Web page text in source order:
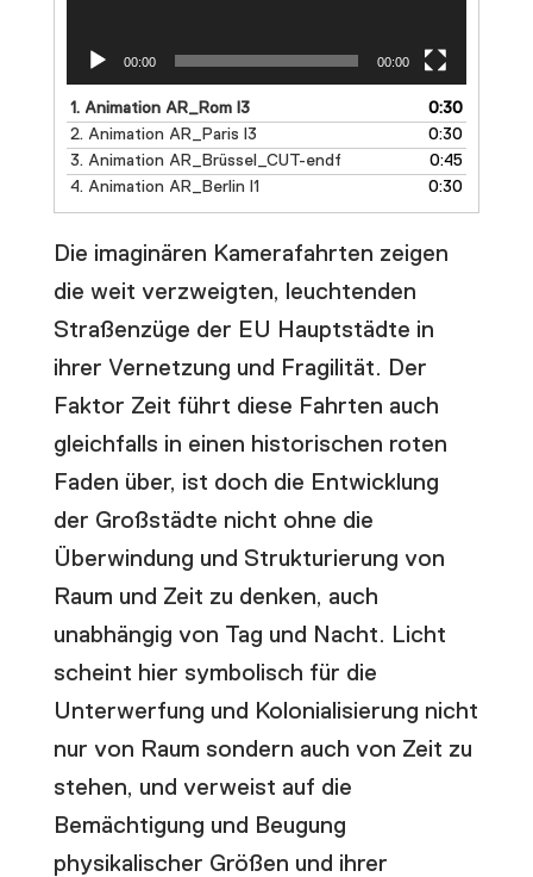
00:00 00:00
1. Animation AR_Rom l3
0:30
2. Animation AR_Paris l3
0:30
3. Animation AR_Brüssel_CUT-endf
0:45
4. Animation AR_Berlin l1 0:30
Die imaginären Kamerafahrten zeigen
die weit verzweigten, leuchtenden
Straßenzüge der EU Hauptstädte in
ihrer Vernetzung und Fragilität. Der
Faktor Zeit führt diese Fahrten auch
gleichfalls in einen historischen roten
Faden über, ist doch die Entwicklung
der Großstädte nicht ohne die
Überwindung und Strukturierung von
Raum und Zeit zu denken, auch
unabhängig von Tag und Nacht. Licht
scheint hier symbolisch für die
Unterwerfung und Kolonialisierung nicht
nur von Raum sondern auch von Zeit zu
stehen, und verweist auf die
Bemächtigung und Beugung
physikalischer Größen und ihrer